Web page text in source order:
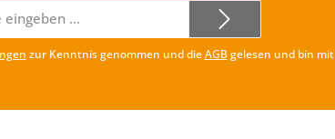
Mail-
Adresse*
zur Kenntnis genommen und dieAGBgelesen und bin mit